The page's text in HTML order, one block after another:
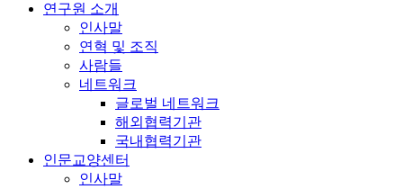
연구원 소개
인사말
연혁 및 조직
사람들
네트워크
글로벌 네트워크
해외협력기관
국내협력기관
인문교양센터
인사말